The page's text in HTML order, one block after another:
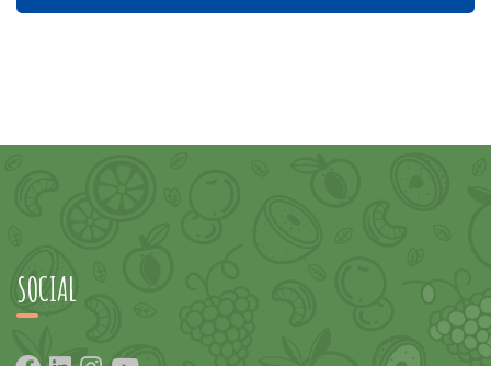
SOCIAL